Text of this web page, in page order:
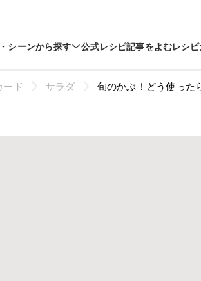
シーンから探す 公式レシピ記事をよむレシ
ード サラダ 旬のかぶ！どう使った